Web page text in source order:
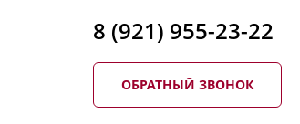
8 (921) 955-23-22
ОБРАТНЫЙ ЗВОНОК